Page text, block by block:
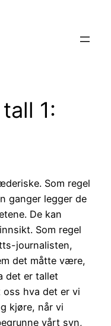
1:
Som regel
ganger legger de
De kan
Som regel
journalisten,
det måtte være,
det er tallet
hva det er vi
kjøre, når vi
vårt syn,